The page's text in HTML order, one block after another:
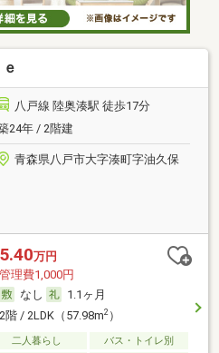
八戸線 陸奥湊駅 徒歩17分
24年 / 2階建
青森県八戸市大字湊町字油久保
5.40万円
管理費1,000円
なし
1.1ヶ月
2階 / 2LDK（57.98m2）
二人暮らし
バス・トイレ別